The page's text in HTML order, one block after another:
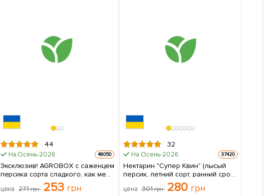
44
На Осень-2026 48050
Эксклюзив! AGROBOX с саженцем
персика сорта сладкого, как мед
1 саженец в упаковке
цена 271грн 253 грн
32
На Осень-2026 37420
Нектарин "Супер Квин" (лысый
персик, летний сорт, ранний срок
созревания) 1 саженец в
упаковке
цена 301грн 280 грн